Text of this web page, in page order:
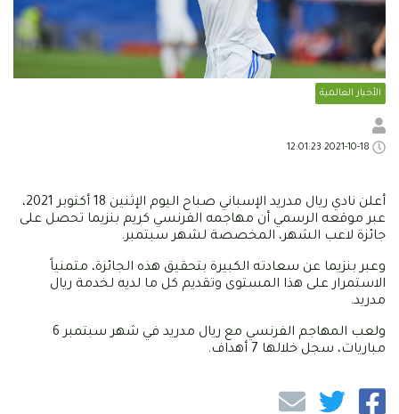
الأخبار العالمية
أعلن نادي ريال مدريد الإسباني صباح اليوم الإثنين 18 أكتوبر 2021،
عبر موقعه الرسمي أن مهاجمه الفرنسي كريم بنزيما تحصل على
جائزة لاعب الشهر، المخصصة لشهر سبتمبر.
وعبر بنزيما عن سعادته الكبيرة بتحقيق هذه الجائزة، متمنياً
الاستمرار على هذا المستوى وتقديم كل ما لديه لخدمة ريال
مدريد.
ولعب المهاجم الفرنسي مع ريال مدريد في شهر سبتمبر 6
مباريات، سجل خلالها 7 أهداف.